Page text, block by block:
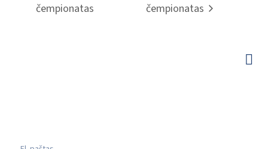
čempionatas
čempionatas